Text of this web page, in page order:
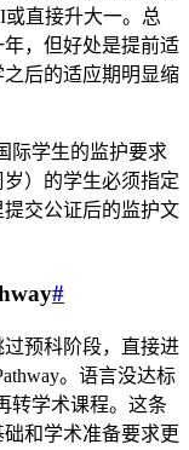
或直接升大一。总
，但好处是提前适
后的适应期明显缩
际学生的监护要求
）的学生必须指定
交公证后的监护文
#
预科阶段，直接进
。语言没达标
转学术课程。这条
和学术准备要求更